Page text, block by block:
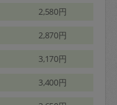
2,580円
2,870円
3,170円
3,400円